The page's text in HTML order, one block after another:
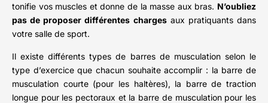
tonifie vos muscles et donne de la masse aux bras. N’oubliez
pas de proposer différentes chargesaux pratiquants dans
votre salle de sport.
Il existe différents types de barres de musculation selon le
type d’exercice que chacun souhaite accomplir : la barre de
musculation courte (pour les haltères), la barre de traction
longue pour les pectoraux et la barre de musculation pour les